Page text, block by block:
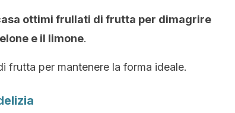
ottimi frullati di frutta per dimagrire
e il limone.
frutta per mantenere la forma ideale.